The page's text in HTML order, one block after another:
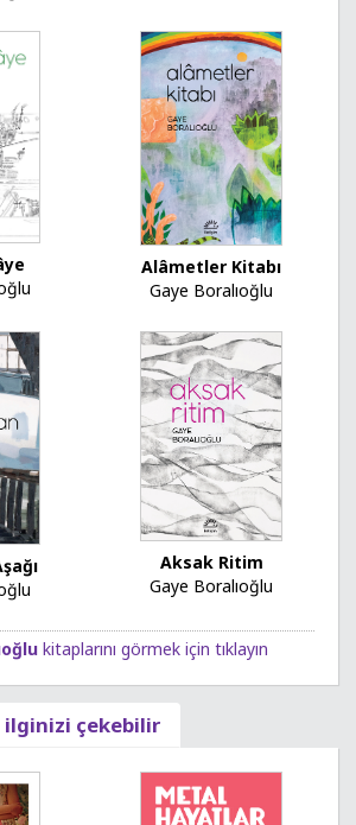
Alâmetler Kitabı
Gaye Boralıoğlu
Aksak Ritim
Gaye Boralıoğlu
kitaplarını görmek için tıklayın
ilginizi çekebilir